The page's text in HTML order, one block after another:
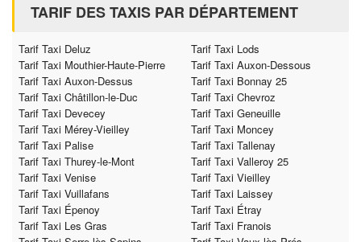
TARIF DES TAXIS PAR DÉPARTEMENT
Tarif Taxi Deluz
Tarif Taxi Lods
Tarif Taxi Mouthier-Haute-Pierre
Tarif Taxi Auxon-Dessous
Tarif Taxi Auxon-Dessus
Tarif Taxi Bonnay 25
Tarif Taxi Châtillon-le-Duc
Tarif Taxi Chevroz
Tarif Taxi Devecey
Tarif Taxi Geneuille
Tarif Taxi Mérey-Vieilley
Tarif Taxi Moncey
Tarif Taxi Palise
Tarif Taxi Tallenay
Tarif Taxi Thurey-le-Mont
Tarif Taxi Valleroy 25
Tarif Taxi Venise
Tarif Taxi Vieilley
Tarif Taxi Vuillafans
Tarif Taxi Laissey
Tarif Taxi Épenoy
Tarif Taxi Étray
Tarif Taxi Les Gras
Tarif Taxi Franois